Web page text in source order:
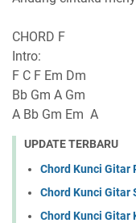
CHORD F
Intro:
F C F Em Dm
Bb Gm A Gm
A Bb Gm Em A
UPDATE TERBARU
Chord Kunci Gitar
Chord Kunci Gitar
Chord Kunci Gitar